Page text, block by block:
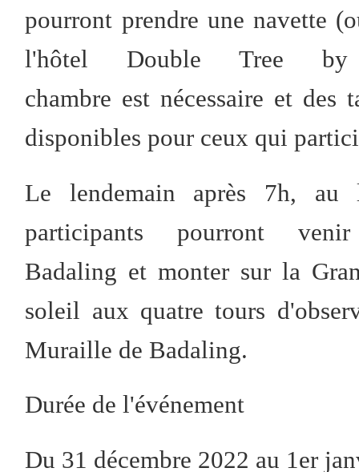
pourront prendre une navette
l'hôtel Double Tree
chambre est nécessaire et
disponibles pour ceux qui
Le lendemain après 7h,
participants pourront
Badaling et monter sur la
soleil aux quatre tours
Muraille de Badaling.
Durée de l'événement
Du 31 décembre 2022 au 1er